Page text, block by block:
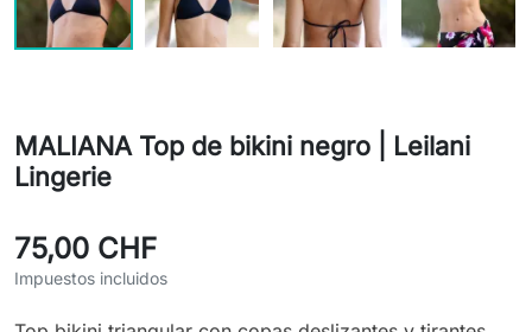
MALIANA Top de bikini negro | Leilani
Lingerie
75,00 CHF
Impuestos incluidos